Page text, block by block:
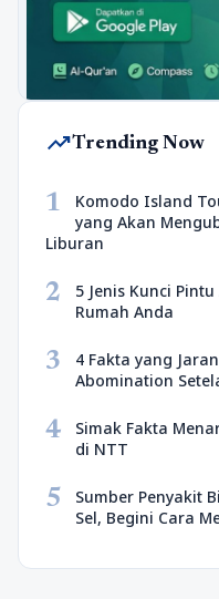
trending_upTrending Now
1
Komodo Island
yang Akan
Liburan
2
5 Jenis Kunci
Rumah Anda
3
4 Fakta yang
Abomination
4
Simak Fakta
di NTT
5
Sumber Penyakit
Sel, Begini Cara